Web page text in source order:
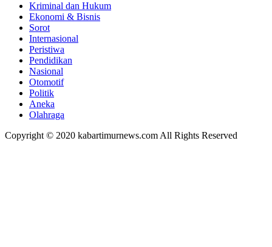
Kriminal dan Hukum
Ekonomi & Bisnis
Sorot
Internasional
Peristiwa
Pendidikan
Nasional
Otomotif
Politik
Aneka
Olahraga
Copyright © 2020 kabartimurnews.com All Rights Reserved